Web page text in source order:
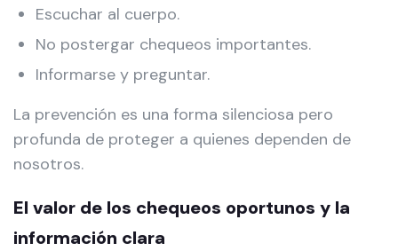
Escuchar al cuerpo.
No postergar chequeos importantes.
Informarse y preguntar.
La prevención es una forma silenciosa pero
profunda de proteger a quienes dependen de
nosotros.
El valor de los chequeos oportunos y la
información clara